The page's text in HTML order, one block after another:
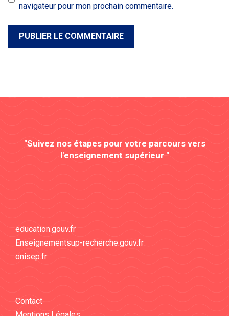
navigateur pour mon prochain commentaire.
"Suivez nos étapes pour votre parcours vers
l'enseignement supérieur "
education.gouv.fr
Enseignementsup-recherche.gouv.fr
onisep.fr
Contact